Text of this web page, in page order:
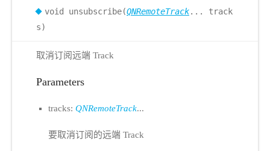
void unsubscribe(QNRemoteTrack... track
s)
取消订阅远端 Track
Parameters
tracks: QNRemoteTrack...
要取消订阅的远端 Track